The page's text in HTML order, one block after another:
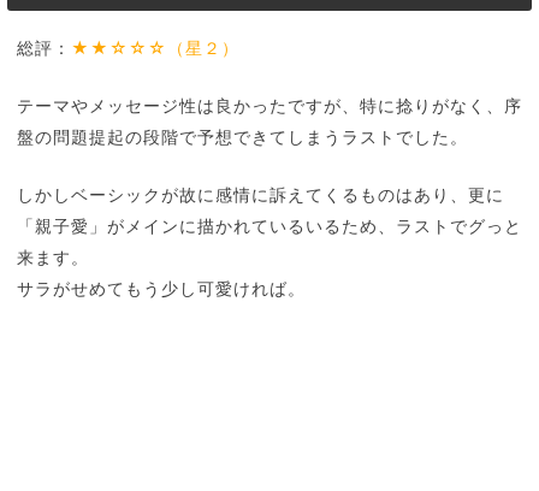
総評： ★★☆☆☆（星２）
テーマやメッセージ性は良かったですが、特に捻りがなく、序
盤の問題提起の段階で予想できてしまうラストでした。
しかしベーシックが故に感情に訴えてくるものはあり、更に
「親子愛」がメインに描かれているいるため、ラストでグっと
来ます。
サラがせめてもう少し可愛ければ。